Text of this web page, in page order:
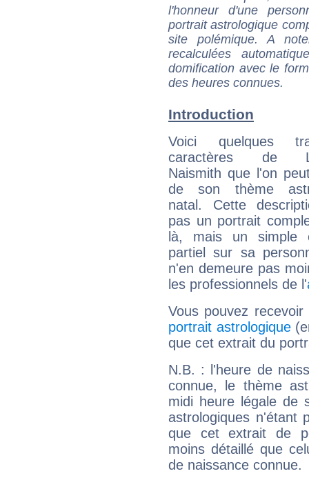
l'honneur d'une
portrait astrologique
site polémique. A
recalculées
domification avec le
des heures connues.
Introduction
Voici quelques
caractères de
Naismith que l'on
de son thème
natal. Cette
pas un portrait
là, mais un simple
partiel sur sa
n'en demeure pas
les professionnels de l'
Vous pouvez
portrait astrologique
que cet extrait du
N.B. : l'heure de
connue, le thème
midi heure légale de
astrologiques n'étant
que cet extrait de
moins détaillé que
de naissance connue.